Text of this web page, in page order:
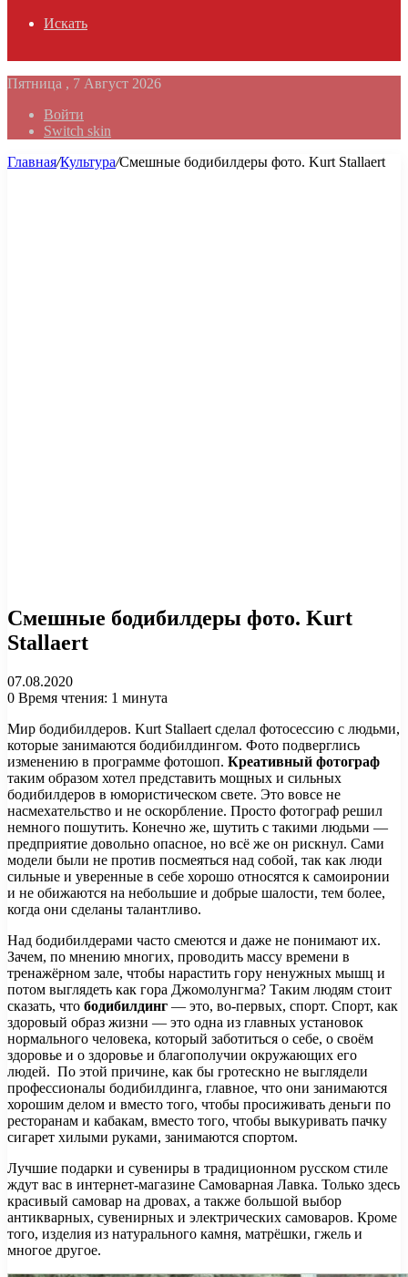
Искать
Пятница , 7 Август 2026
Войти
Switch skin
Главная/Культура/Смешные бодибилдеры фото. Kurt Stallaert
Смешные бодибилдеры фото. Kurt
Stallaert
07.08.2020
0 Время чтения: 1 минута
Мир бодибилдеров. Kurt Stallaert сделал фотосессию с людьми,
которые занимаются бодибилдингом. Фото подверглись
изменению в программе фотошоп. Креативный фотограф
таким образом хотел представить мощных и сильных
бодибилдеров в юмористическом свете. Это вовсе не
насмехательство и не оскорбление. Просто фотограф решил
немного пошутить. Конечно же, шутить с такими людьми —
предприятие довольно опасное, но всё же он рискнул. Сами
модели были не против посмеяться над собой, так как люди
сильные и уверенные в себе хорошо относятся к самоиронии
и не обижаются на небольшие и добрые шалости, тем более,
когда они сделаны талантливо.
Над бодибилдерами часто смеются и даже не понимают их.
Зачем, по мнению многих, проводить массу времени в
тренажёрном зале, чтобы нарастить гору ненужных мышц и
потом выглядеть как гора Джомолунгма? Таким людям стоит
сказать, что бодибилдинг — это, во-первых, спорт. Спорт, как
здоровый образ жизни — это одна из главных установок
нормального человека, который заботиться о себе, о своём
здоровье и о здоровье и благополучии окружающих его
людей. По этой причине, как бы гротескно не выглядели
профессионалы бодибилдинга, главное, что они занимаются
хорошим делом и вместо того, чтобы просиживать деньги по
ресторанам и кабакам, вместо того, чтобы выкуривать пачку
сигарет хилыми руками, занимаются спортом.
Лучшие подарки и сувениры в традиционном русском стиле
ждут вас в интернет-магазине Самоварная Лавка. Только здесь
красивый самовар на дровах, а также большой выбор
антикварных, сувенирных и электрических самоваров. Кроме
того, изделия из натурального камня, матрёшки, гжель и
многое другое.